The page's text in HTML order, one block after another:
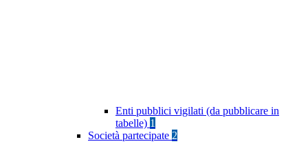
Enti pubblici vigilati (da pubblicare in
tabelle) 1
Società partecipate 2